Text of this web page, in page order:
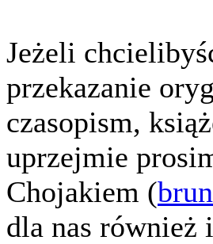
Jeżeli
przekazanie
czasopism,
uprzejmie
Chojakiem (
dla nas również